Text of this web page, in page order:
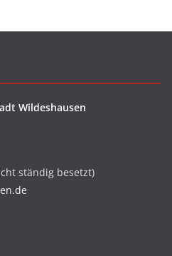
Wildeshausen
ständig besetzt)